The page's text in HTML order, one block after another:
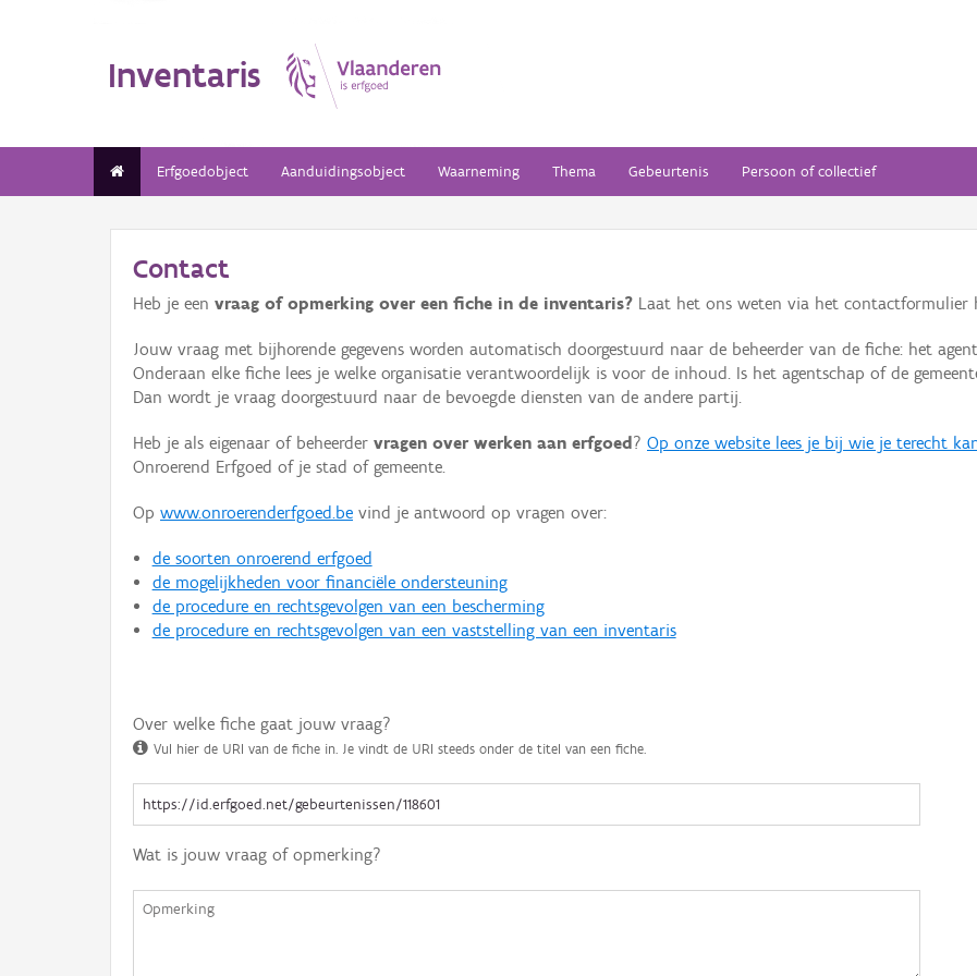
Inventaris
Erfgoedobject Aanduidingsobject Waarneming Thema Gebeurtenis Persoon of collectief
Contact
Heb je een vraag of opmerking over een fiche in de inventaris? Laat het ons weten via het contactformulier
Jouw vraag met bijhorende gegevens worden automatisch doorgestuurd naar de beheerder van de fiche: het
Onderaan elke fiche lees je welke organisatie verantwoordelijk is voor de inhoud. Is het agentschap of de
Dan wordt je vraag doorgestuurd naar de bevoegde diensten van de andere partij.
Heb je als eigenaar of beheerder vragen over werken aan erfgoed ? Op onze website lees je bij wie je terecht
Onroerend Erfgoed of je stad of gemeente.
Op www.onroerenderfgoed.be vind je antwoord op vragen over:
de soorten onroerend erfgoed
de mogelijkheden voor financiële ondersteuning
de procedure en rechtsgevolgen van een bescherming
de procedure en rechtsgevolgen van een vaststelling van een inventaris
Over welke fiche gaat jouw vraag?
Vul hier de URI van de fiche in. Je vindt de URI steeds onder de titel van een fiche.
Wat is jouw vraag of opmerking?